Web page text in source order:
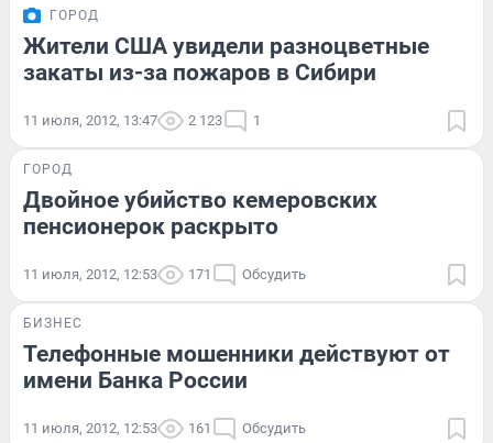
ГОРОД
Жители США увидели разноцветные
закаты из-за пожаров в Сибири
11 июля, 2012, 13:47 2 123 1
ГОРОД
Двойное убийство кемеровских
пенсионерок раскрыто
11 июля, 2012, 12:53 171 Обсудить
БИЗНЕС
Телефонные мошенники действуют от
имени Банка России
11 июля, 2012, 12:53 161 Обсудить